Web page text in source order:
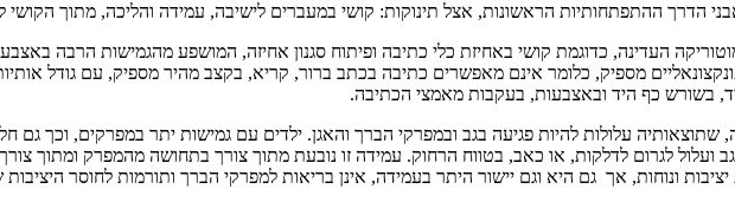
הדרך ההתפתחותיות הראשונות, אצל תינוקות: קושי במעברים לישיבה, עמידה והליכה, מתוך הקושי
העדינה, כדוגמת קושי באחיזת כלי כתיבה ופיתוח סגנון אחיזה, המושפע מהגמישות הרבה
מספיק, כלומר אינם מאפשרים כתיבה בכתב ברור, קריא, בקצב מהיר מספיק, עם גודל
בשורש כף היד ובאצבעות, בעקבות מאמצי הכתיבה.
שתוצאותיה עלולות להיות פגיעה בגב ובמפרקי הברך והאגן. ילדים עם גמישות יתר במפרקים, וכך גם
ונוחות, אך גם היא וגם יישור היתר בעמידה, אינן בריאות למפרקי הברך ותורמות לחוסר